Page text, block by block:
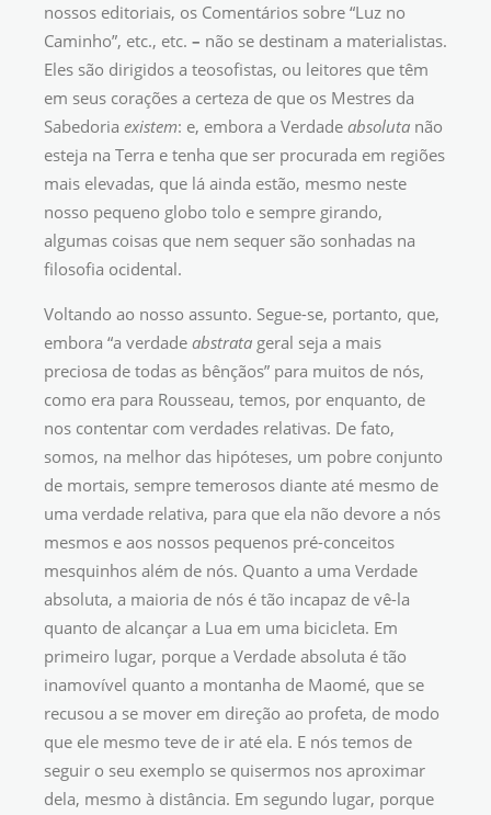
nossos editoriais, os Comentários sobre “Luz no
Caminho”, etc., etc. – não se destinam a materialistas.
Eles são dirigidos a teosofistas, ou leitores que têm
em seus corações a certeza de que os Mestres da
Sabedoria existem: e, embora a Verdade absoluta não
esteja na Terra e tenha que ser procurada em regiões
mais elevadas, que lá ainda estão, mesmo neste
nosso pequeno globo tolo e sempre girando,
algumas coisas que nem sequer são sonhadas na
filosofia ocidental.
Voltando ao nosso assunto. Segue-se, portanto, que,
embora “a verdade abstrata geral seja a mais
preciosa de todas as bênçãos” para muitos de nós,
como era para Rousseau, temos, por enquanto, de
nos contentar com verdades relativas. De fato,
somos, na melhor das hipóteses, um pobre conjunto
de mortais, sempre temerosos diante até mesmo de
uma verdade relativa, para que ela não devore a nós
mesmos e aos nossos pequenos pré-conceitos
mesquinhos além de nós. Quanto a uma Verdade
absoluta, a maioria de nós é tão incapaz de vê-la
quanto de alcançar a Lua em uma bicicleta. Em
primeiro lugar, porque a Verdade absoluta é tão
inamovível quanto a montanha de Maomé, que se
recusou a se mover em direção ao profeta, de modo
que ele mesmo teve de ir até ela. E nós temos de
seguir o seu exemplo se quisermos nos aproximar
dela, mesmo à distância. Em segundo lugar, porque